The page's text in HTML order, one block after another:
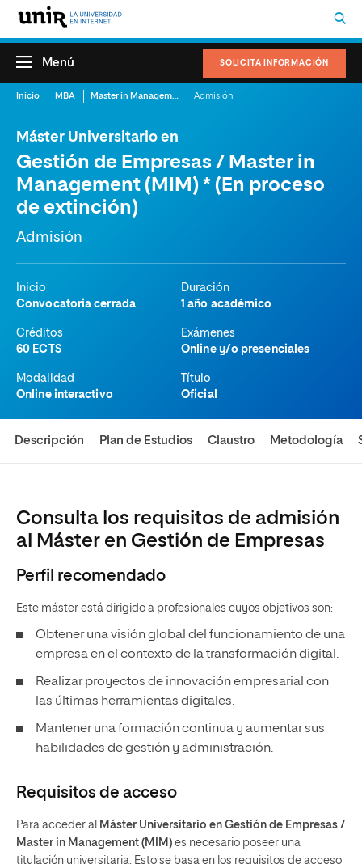
SOLICITA INFORMACIÓN
Menú
Inicio MBA Master in Management (MIM) Admisión
Máster Universitario en
Gestión de Empresas / Master in
Management (MIM) * (En proceso
de extinción)
Admisión
Inicio
Convocatoria cerrada
Duración
1 año académico
Créditos
60 ECTS
Exámenes
Online y/o presenciales
Modalidad
Online interactivo
Título
Oficial
Descripción Plan de Estudios Claustro Metodología
Consulta los requisitos de admisión
al Máster en Gestión de Empresas
Perfil recomendado
Este máster está dirigido a profesionales cuyos objetivos son:
Obtener una visión global del funcionamiento de una
empresa en el contexto de la transformación digital.
Realizar proyectos de innovación empresarial con
las últimas herramientas digitales.
Mantener una formación continua y aumentar sus
habilidades de gestión y administración.
Requisitos de acceso
Para acceder al Máster Universitario en Gestión de Empresas /
Master in Management (MIM) es necesario poseer una
titulación universitaria. Esto se basa en los requisitos de acceso